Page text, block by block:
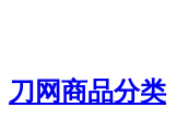
刀网商品分类